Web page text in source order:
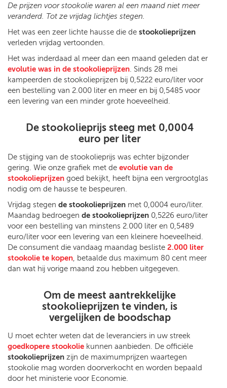
De prijzen voor stookolie waren al een maand niet meer
veranderd. Tot ze vrijdag lichtjes stegen.
Het was een zeer lichte hausse die de stookolieprijzen
verleden vrijdag vertoonden.
Het was inderdaad al meer dan een maand geleden dat er
evolutie was in de stookolieprijzen. Sinds 28 mei
kampeerden de stookolieprijzen bij 0,5222 euro/liter voor
een bestelling van 2.000 liter en meer en bij 0,5485 voor
een levering van een minder grote hoeveelheid.
De stookolieprijs steeg met 0,0004
euro per liter
De stijging van de stookolieprijs was echter bijzonder
gering. Wie onze grafiek met de evolutie van de
stookolieprijzen goed bekijkt, heeft bijna een vergrootglas
nodig om de hausse te bespeuren.
Vrijdag stegen de stookolieprijzen met 0,0004 euro/liter.
Maandag bedroegen de stookolieprijzen 0,5226 euro/liter
voor een bestelling van minstens 2.000 liter en 0,5489
euro/liter voor een levering van een kleinere hoeveelheid.
De consument die vandaag maandag besliste 2.000 liter
stookolie te kopen, betaalde dus maximum 80 cent meer
dan wat hij vorige maand zou hebben uitgegeven.
Om de meest aantrekkelijke
stookolieprijzen te vinden, is
vergelijken de boodschap
U moet echter weten dat de leveranciers in uw streek
goedkopere stookolie kunnen aanbieden. De officiële
stookolieprijzen zijn de maximumprijzen waartegen
stookolie mag worden doorverkocht en worden bepaald
door het ministerie voor Economie.